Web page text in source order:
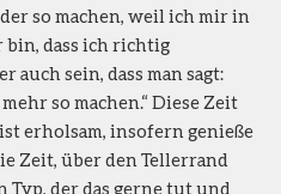
so machen, weil ich mir in
dass ich richtig
auch sein, dass man sagt:
so machen.“ Diese Zeit
erholsam, insofern genieße
Zeit, über den Tellerrand
der das gerne tut und